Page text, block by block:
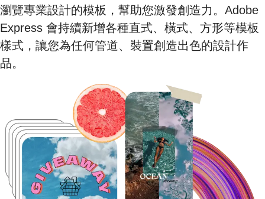
瀏覽專業設計的模板，幫助您激發創造力。Adobe
Express 會持續新增各種直式、橫式、方形等模板
樣式，讓您為任何管道、裝置創造出色的設計作
品。